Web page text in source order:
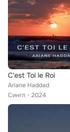
C'est Toi le Roi
Ariane Haddad
Сингл
2024